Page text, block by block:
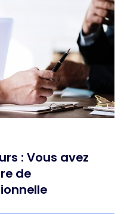
: Vous avez
de